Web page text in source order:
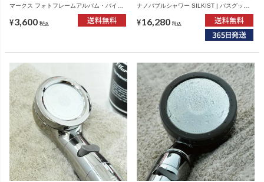
マークス フォトフレームアルバム・バイン
アルバム
¥3,600 税込
ナノバブルシャワー SILKIST | バスグッ
¥16,280 税込